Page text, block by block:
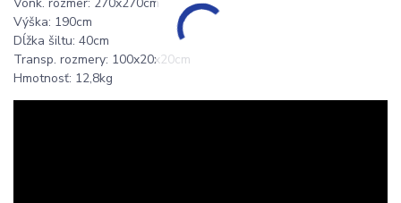
Výška: 190cm
Dĺžka šiltu: 40cm
Transp. rozmery: 100x20x20cm
Hmotnosť: 12,8kg